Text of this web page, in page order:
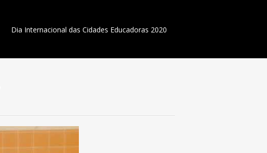
Dia Internacional das Cidades Educadoras 2020